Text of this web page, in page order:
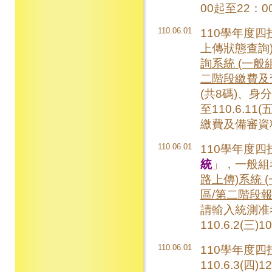
00起至22：
110.06.01
110學年度四
上傳狀態查
詢系統 (一般
二階段繳費
(共8碼)、身
至110.6.11(
繳費及備審
110.06.01
110學年度四
統」，一般
路上傳)系統 (
區/第二階段
請輸入統測
110.6.2(三
110.06.01
110學年度四
110.6.3(四